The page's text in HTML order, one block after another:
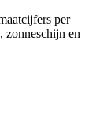
per
zonneschijn en